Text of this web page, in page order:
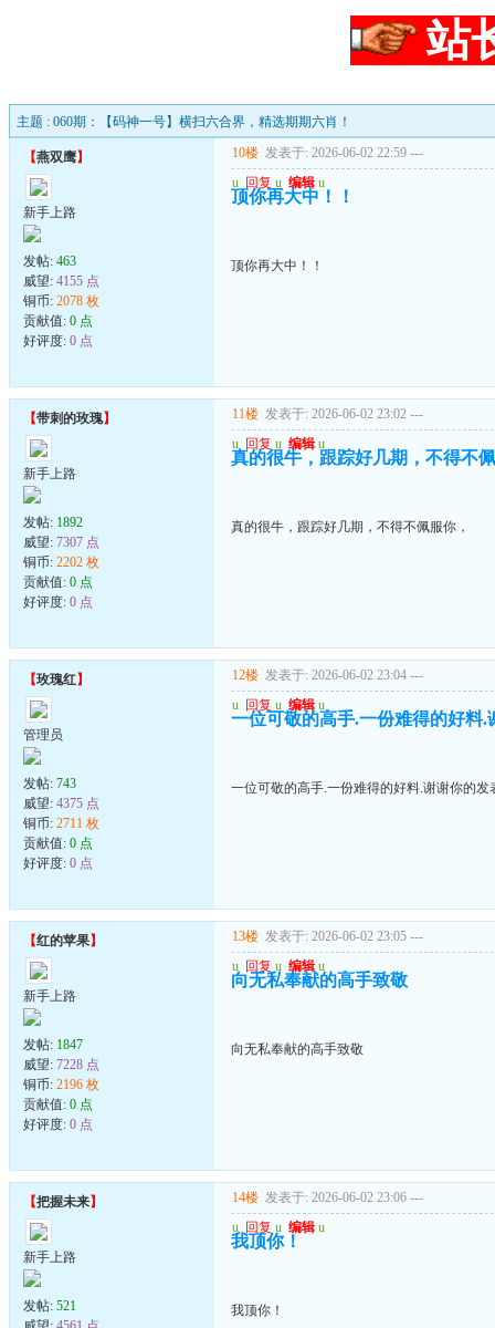
站
主题 : 060期：【码神一号】横扫六合界，精选期期六肖！
【燕双鹰】
新手上路
发帖: 463
威望: 4155 点
铜币: 2078 枚
贡献值: 0 点
好评度: 0 点
10楼 发表于: 2026-06-02 22:59 ---
u 回复 u 编辑 u
顶你再大中！！
顶你再大中！！
【带刺的玫瑰】
新手上路
发帖: 1892
威望: 7307 点
铜币: 2202 枚
贡献值: 0 点
好评度: 0 点
11楼 发表于: 2026-06-02 23:02 ---
u 回复 u 编辑 u
真的很牛，跟踪好几期，不得不
真的很牛，跟踪好几期，不得不佩服你，
【玫瑰红】
管理员
发帖: 743
威望: 4375 点
铜币: 2711 枚
贡献值: 0 点
好评度: 0 点
12楼 发表于: 2026-06-02 23:04 ---
u 回复 u 编辑 u
一位可敬的高手.一份难得的好料.
一位可敬的高手.一份难得的好料.谢谢你的发
【红的苹果】
新手上路
发帖: 1847
威望: 7228 点
铜币: 2196 枚
贡献值: 0 点
好评度: 0 点
13楼 发表于: 2026-06-02 23:05 ---
u 回复 u 编辑 u
向无私奉献的高手致敬
向无私奉献的高手致敬
【把握未来】
新手上路
发帖: 521
14楼 发表于: 2026-06-02 23:06 ---
u 回复 u 编辑 u
我顶你！
我顶你！